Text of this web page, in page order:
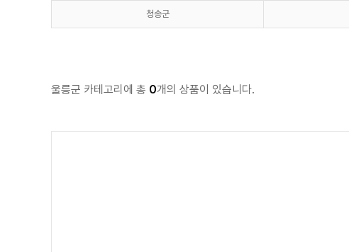
청송군
울릉군 카테고리에 총 0개의 상품이 있습니다.